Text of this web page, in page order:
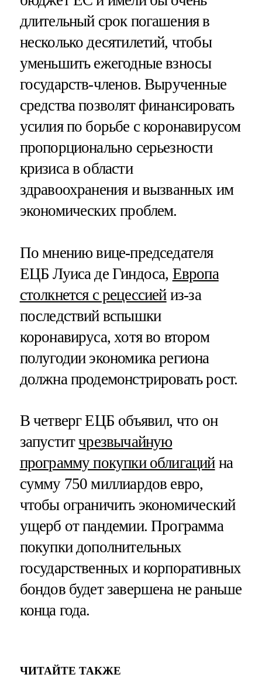
длительный срок погашения в
несколько десятилетий, чтобы
уменьшить ежегодные взносы
государств-членов. Вырученные
средства позволят финансировать
усилия по борьбе с коронавирусом
пропорционально серьезности
кризиса в области
здравоохранения и вызванных им
экономических проблем.
По мнению вице-председателя
ЕЦБ Луиса де Гиндоса, Европа
столкнется с рецессиейиз-за
последствий вспышки
коронавируса, хотя во втором
полугодии экономика региона
должна продемонстрировать рост.
В четверг ЕЦБ объявил, что он
запуститчрезвычайную
программу покупки облигацийна
сумму 750 миллиардов евро,
чтобы ограничить экономический
ущерб от пандемии. Программа
покупки дополнительных
государственных и корпоративных
бондов будет завершена не раньше
конца года.
ЧИТАЙТЕ ТАКЖЕ